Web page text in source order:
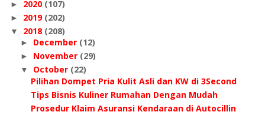
► 2020 (107)
► 2019 (202)
▼ 2018 (208)
► December (12)
► November (29)
▼ October (22)
Pilihan Dompet Pria Kulit Asli dan KW di 3Second
Tips Bisnis Kuliner Rumahan Dengan Mudah
Prosedur Klaim Asuransi Kendaraan di Autocillin